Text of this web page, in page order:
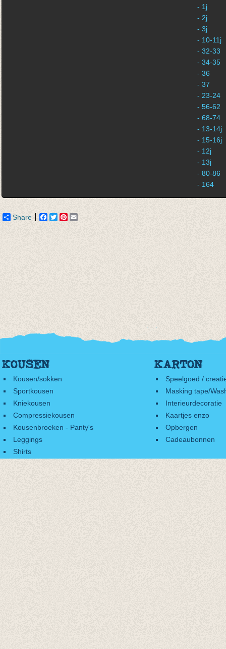
- 1j
- 2j
- 3j
- 10-11j
- 32-33
- 34-35
- 36
- 37
- 23-24
- 56-62
- 68-74
- 13-14j
- 15-16j
- 12j
- 13j
- 80-86
- 164
Share Facebook
TwitterPinterest
KOUSEN
Kousen/sokken
Sportkousen
Kniekousen
Compressiekousen
Kousenbroeken - Panty's
Leggings
Shirts
KARTON
Speelgoed /
Masking tape/
Interieurdecoratie
Kaartjes enzo
Opbergen
Cadeaubonnen